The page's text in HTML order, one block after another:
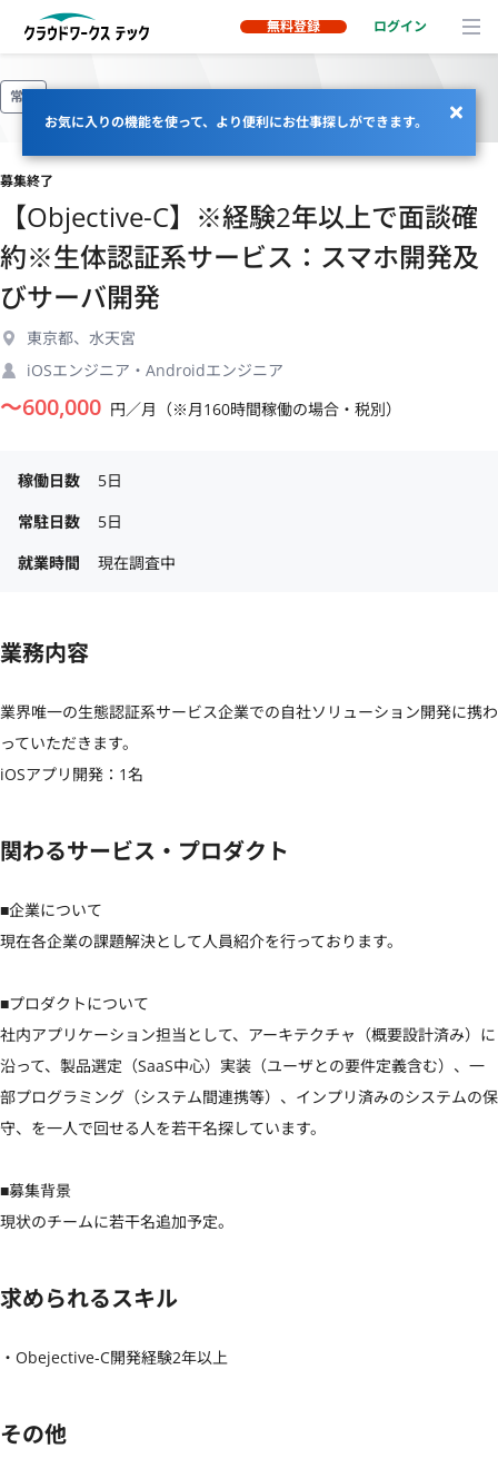
無料登録 ログイン
お気に入りの機能を使って、より便利にお仕事探しができます。
常駐
募集終了
【Objective-C】※経験2年以上で面談確
約※生体認証系サービス：スマホ開発及
びサーバ開発
東京都、水天宮
iOSエンジニア・Androidエンジニア
〜600,000 円／月（※月160時間稼働の場合・税別）
稼働日数
5日
常駐日数
5日
就業時間
現在調査中
業務内容
業界唯一の生態認証系サービス企業での自社ソリューション開発に携わ
っていただきます。
iOSアプリ開発：1名
関わるサービス・プロダクト
■企業について
現在各企業の課題解決として人員紹介を行っております。
■プロダクトについて
社内アプリケーション担当として、アーキテクチャ（概要設計済み）に
沿って、製品選定（SaaS中心）実装（ユーザとの要件定義含む）、一
部プログラミング（システム間連携等）、インプリ済みのシステムの保
守、を一人で回せる人を若干名探しています。
■募集背景
現状のチームに若干名追加予定。
求められるスキル
・Obejective-C開発経験2年以上
その他